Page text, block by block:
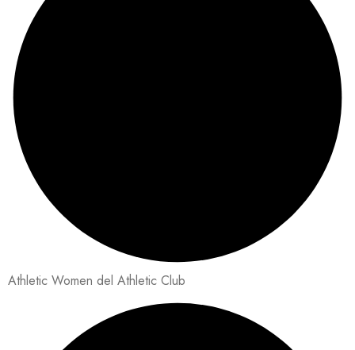
Athletic Women del Athletic Club